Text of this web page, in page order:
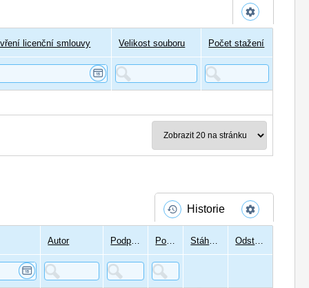
licenční smlouvy Velikost souboru Počet stažení
Historie
Autor Podpisů Podepsal Stáhnout Odstranit